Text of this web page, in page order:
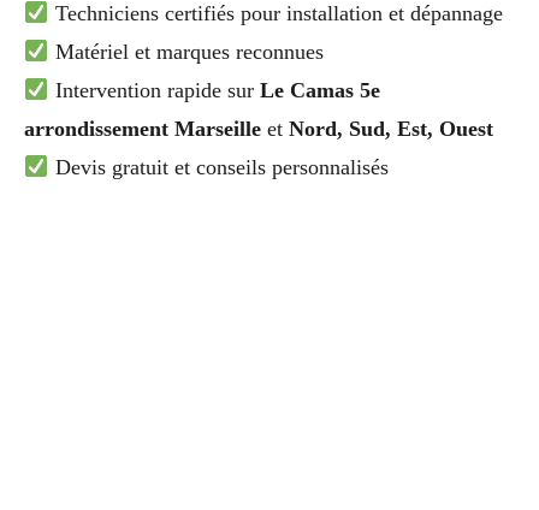
Techniciens certifiés pour installation et dépannage
Matériel et marques reconnues
Intervention rapide sur Le Camas 5e
arrondissement Marseille et Nord, Sud, Est, Ouest
Devis gratuit et conseils personnalisés